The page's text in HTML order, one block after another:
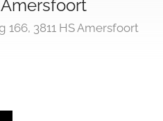
166, 3811 HS Amersfoort